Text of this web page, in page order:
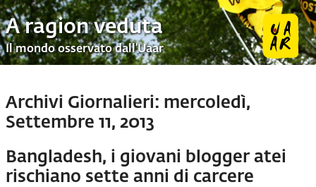
A ragion veduta
Il mondo osservato dall’Uaar
Archivi Giornalieri: mercoledì,
Settembre 11, 2013
Bangladesh, i giovani blogger atei
rischiano sette anni di carcere